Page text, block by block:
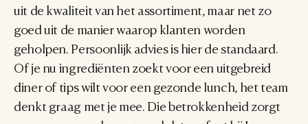
uit de kwaliteit van het assortiment, maar net zo
goed uit de manier waarop klanten worden
geholpen. Persoonlijk advies is hier de standaard.
Of je nu ingrediënten zoekt voor een uitgebreid
diner of tips wilt voor een gezonde lunch, het team
denkt graag met je mee. Die betrokkenheid zorgt